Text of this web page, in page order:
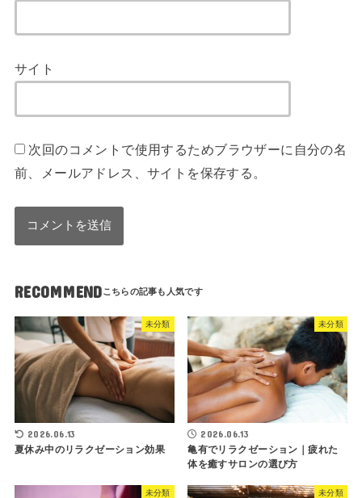
サイト
次回のコメントで使用するためブラウザーに自分の名
前、メールアドレス、サイトを保存する。
RECOMMEND
未分類
2026.06.13
夏休み中のリラクゼーション効果
未分類
2026.06.13
亀有でリラクゼーション｜疲れた
体を癒すサロンの選び方
未分類 未分類